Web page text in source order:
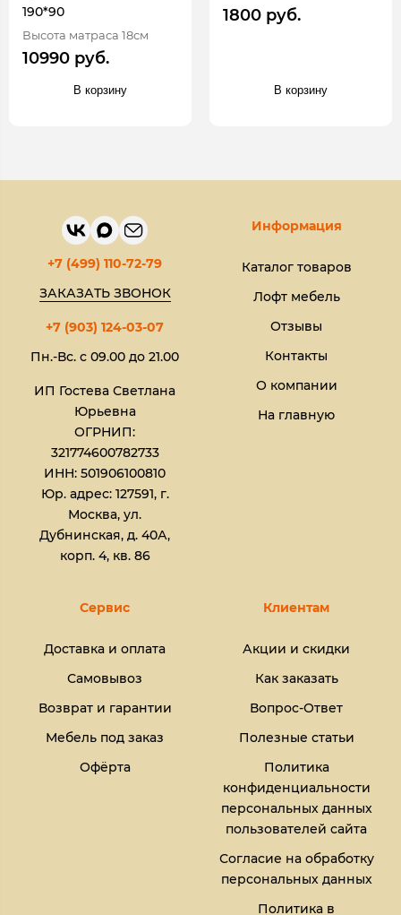
190*90
Высота матраса 18см
10990 руб.
В корзину
1800 руб.
В корзину
+7 (499) 110-72-79
ЗАКАЗАТЬ ЗВОНОК
+7 (903) 124-03-07
Пн.-Вс. с 09.00 до 21.00
ИП Гостева Светлана
Юрьевна​
ОГРНИП:
321774600782733
ИНН: 501906100810
Юр. адрес: 127591, г.
Москва, ул.
Дубнинская, д. 40А,
корп. 4, кв. 86
Информация
Каталог товаров
Лофт мебель
Отзывы
Контакты
О компании
На главную
Сервис
Доставка и оплата
Самовывоз
Возврат и гарантии
Мебель под заказ
Офёрта
Клиентам
Акции и скидки
Как заказать
Вопрос-Ответ
Полезные статьи
Политика
конфиденциальности
персональных данных
пользователей сайта
Согласие на обработку
персональных данных
Политика в